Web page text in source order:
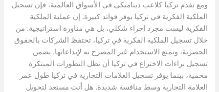
ومع تقدم تركيا كلاعب ديناميكي في الأسواق العالمية، فإن تسجيل
الملكية الفكرية في تركيا يوفر فوائد كبيرة. إن عملية الملكية
الفكرية ليست مجرد إجراء شكلي، بل هي مناورة استراتيجية. من
خلال تسجيل الملكية الفكرية في تركيا، تحتفظ الشركات بالحقوق
الحصرية، وتمنع الاستخدام غير المصرح به لإبداعاتها. يضمن
تسجيل براءات الاختراع في تركيا أن تظل التطورات المبتكرة
محمية، بينما يوفر تسجيل العلامات التجارية في تركيا طول عمر
العلامة التجارية وسط منافسة شديدة. هل أنت مستعد لتحويل